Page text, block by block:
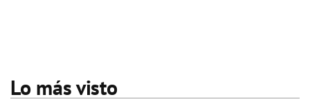
Lo más visto